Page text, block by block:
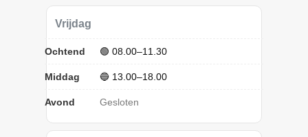
Vrijdag
Ochtend 🟢 08.00–11.30
Middag 🔵 13.00–18.00
Avond Gesloten